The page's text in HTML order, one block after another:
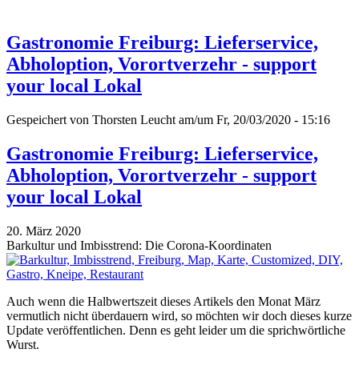
Gastronomie Freiburg: Lieferservice,
Abholoption, Vorortverzehr - support
your local Lokal
Gespeichert von Thorsten Leucht am/um Fr, 20/03/2020 - 15:16
Gastronomie Freiburg: Lieferservice,
Abholoption, Vorortverzehr - support
your local Lokal
20. März 2020
Barkultur und Imbisstrend: Die Corona-Koordinaten
Auch wenn die Halbwertszeit dieses Artikels den Monat März
vermutlich nicht überdauern wird, so möchten wir doch dieses kurze
Update veröffentlichen. Denn es geht leider um die sprichwörtliche
Wurst.